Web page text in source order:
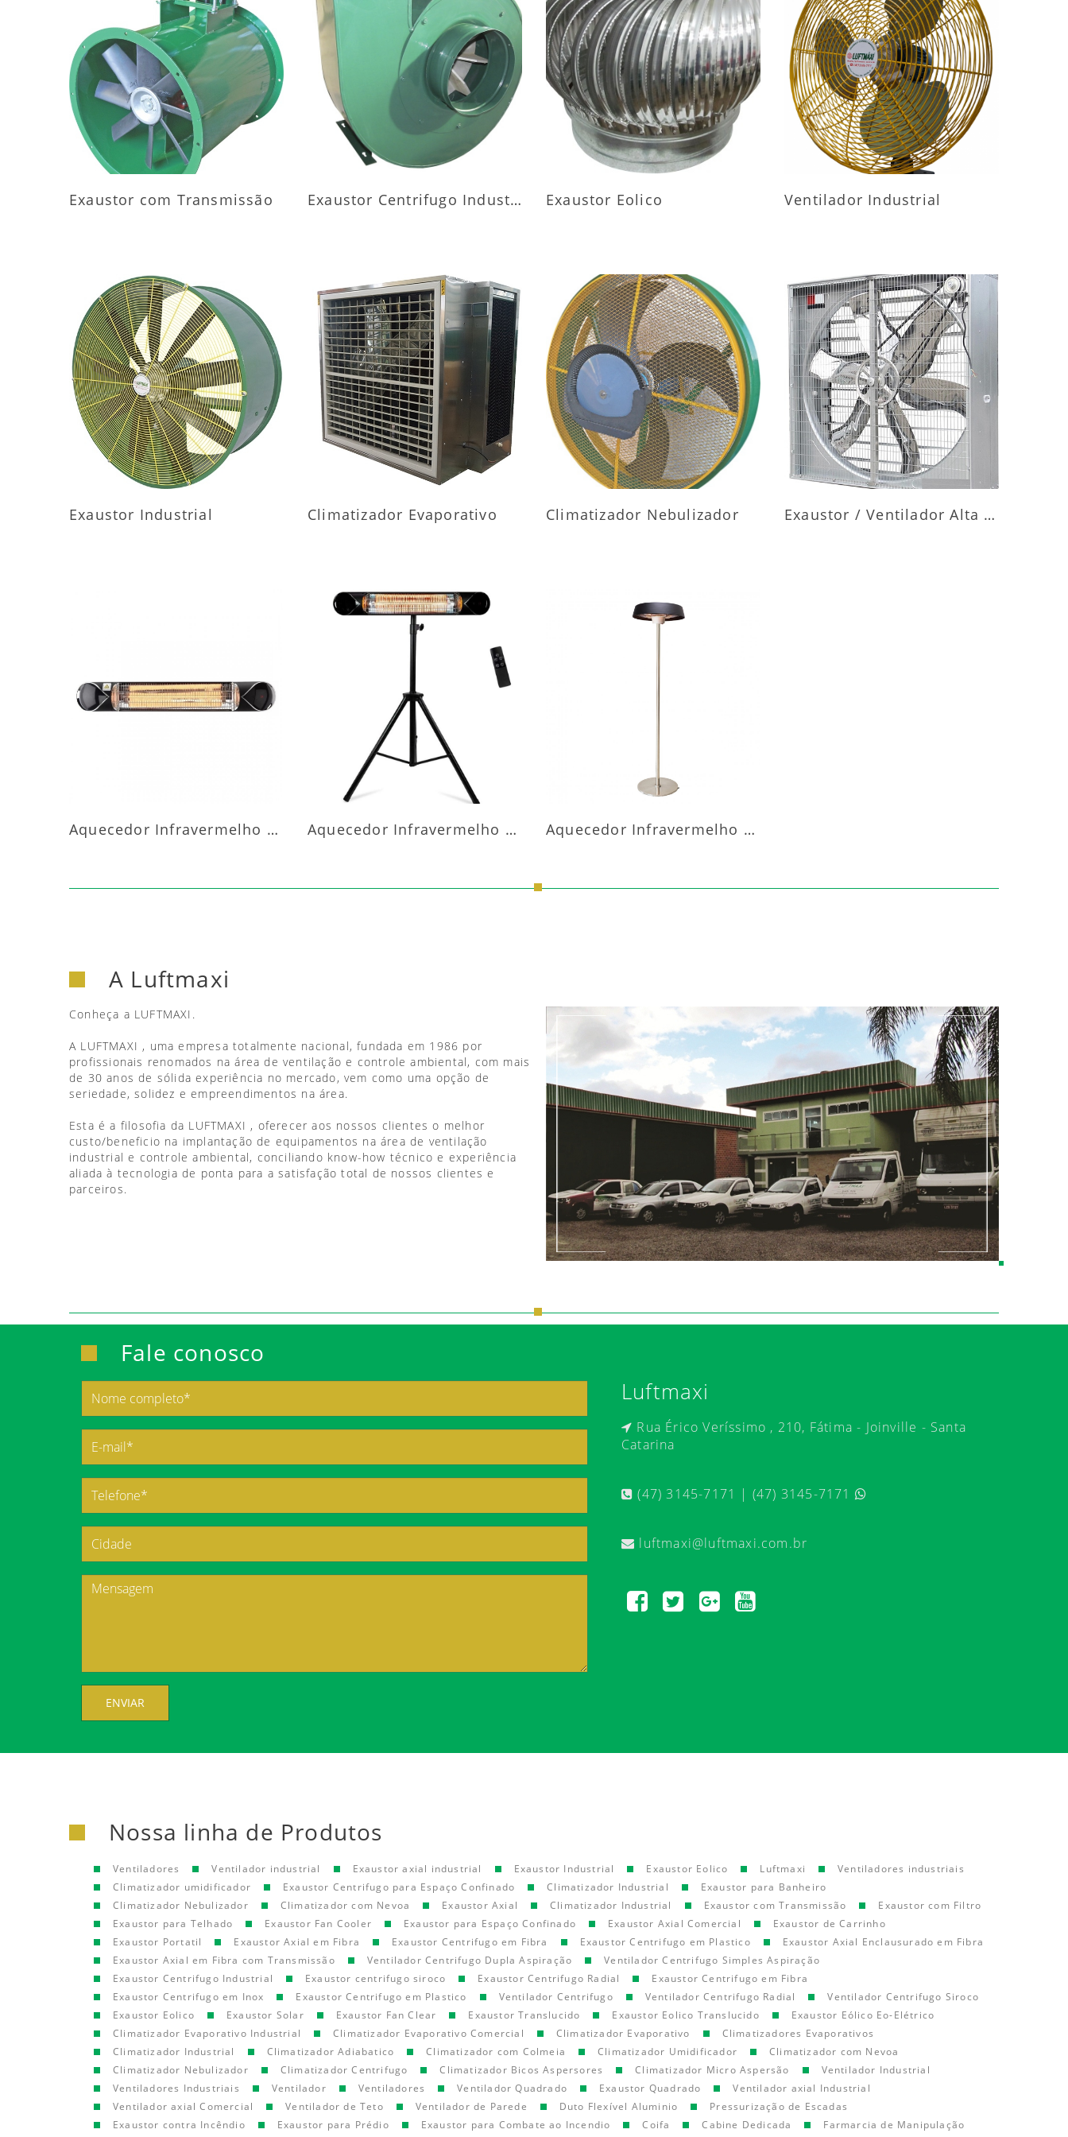
MAIS INFORMAÇÕES
Exaustor com Transmissão
MAIS INFORMAÇÕES
Exaustor Centrifugo Industrial
MAIS INFORMAÇÕES
Exaustor Eolico
MAIS INFORMAÇÕES
Ventilador Industrial
MAIS INFORMAÇÕES
Exaustor Industrial
MAIS INFORMAÇÕES
Climatizador Evaporativo
MAIS INFORMAÇÕES
Climatizador Nebulizador
MAIS INFORMAÇÕES
Exaustor / Ventilador Alta Vazão
MAIS INFORMAÇÕES
Aquecedor Infravermelho Parede
MAIS INFORMAÇÕES
Aquecedor Infravermelho Pedestal Aquecedor Infravermelho Pedestal Luft-20000
A Luftmaxi
Conheça a LUFTMAXI.
A LUFTMAXI , uma empresa totalmente nacional, fundada em 1986 por
profissionais renomados na área de ventilação e controle ambiental, com mais
de 30 anos de sólida experiência no mercado, vem como uma opção de
seriedade, solidez e empreendimentos na área.
Esta é a filosofia da LUFTMAXI , oferecer aos nossos clientes o melhor
custo/beneficio na implantação de equipamentos na área de ventilação
industrial e controle ambiental, conciliando know-how técnico e experiência
aliada à tecnologia de ponta para a satisfação total de nossos clientes e
parceiros.
Fale conosco
ENVIAR
Luftmaxi
Rua Érico Veríssimo , 210, Fátima - Joinville - Santa
Catarina
(47) 3145-7171 | (47) 3145-7171
luftmaxi@luftmaxi.com.br
Nossa linha de Produtos
Ventiladores Ventilador industrial Exaustor axial industrial Exaustor Industrial Exaustor Eolico Luftmaxi
Ventiladores industriais
Climatizador umidificador
Exaustor Centrifugo para Espaço Confinado Climatizador Industrial
Exaustor para Banheiro
Climatizador Nebulizador
Climatizador com Nevoa Exaustor Axial Climatizador Industrial Exaustor com Transmissão
Exaustor com Filtro
Exaustor para Telhado
Exaustor Fan Cooler Exaustor para Espaço Confinado Exaustor Axial Comercial
Exaustor de Carrinho
Exaustor Portatil
Exaustor Axial em Fibra Exaustor Centrifugo em Fibra Exaustor Centrifugo em Plastico
Exaustor Axial Enclausurado em Fibra
Exaustor Axial em Fibra com Transmissão
Ventilador Centrifugo Dupla Aspiração
Ventilador Centrifugo Simples Aspiração
Exaustor Centrifugo Industrial
Exaustor centrifugo siroco Exaustor Centrifugo Radial
Exaustor Centrifugo em Fibra
Exaustor Centrifugo em Inox
Exaustor Centrifugo em Plastico Ventilador Centrifugo Ventilador Centrifugo Radial
Ventilador Centrifugo Siroco
Exaustor Eolico
Exaustor Solar Exaustor Fan Clear Exaustor Translucido Exaustor Eolico Translucido
Exaustor Eólico Eo-Elétrico
Climatizador Evaporativo Industrial
Climatizador Evaporativo Comercial Climatizador Evaporativo
Climatizadores Evaporativos
Climatizador Industrial
Climatizador Adiabatico Climatizador com Colmeia Climatizador Umidificador
Climatizador com Nevoa
Climatizador Nebulizador
Climatizador Centrifugo Climatizador Bicos Aspersores Climatizador Micro Aspersão
Ventilador Industrial
Ventiladores Industriais
Ventilador Ventiladores Ventilador Quadrado Exaustor Quadrado
Ventilador axial Industrial
Ventilador axial Comercial
Ventilador de Teto Ventilador de Parede Duto Flexível Aluminio
Pressurização de Escadas
Exaustor contra Incêndio
Exaustor para Prédio Exaustor para Combate ao Incendio Coifa Cabine Dedicada
Farmarcia de Manipulação